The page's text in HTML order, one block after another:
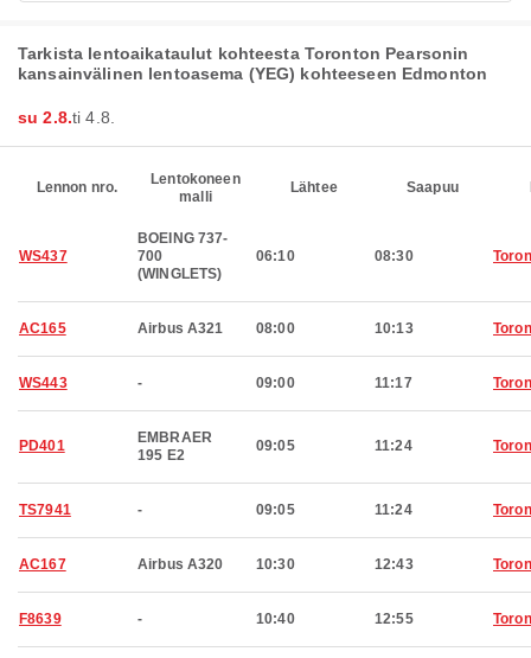
Tarkista lentoaikataulut kohteesta Toronton Pearsonin
kansainvälinen lentoasema (YEG) kohteeseen Edmonton
su 2.8.ti 4.8.
Lennon nro.
Lentokoneen
malli
Lähtee Saapuu
WS437
BOEING 737-
700
(WINGLETS)
06:10 08:30
AC165 Airbus A321 08:00 10:13
WS443 - 09:00 11:17
PD401
EMBRAER
195 E2
09:05 11:24
TS7941 - 09:05 11:24
AC167 Airbus A320 10:30 12:43
F8639 - 10:40 12:55